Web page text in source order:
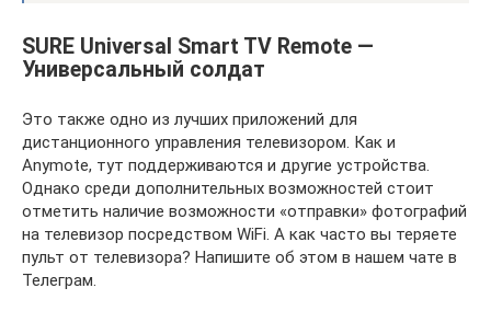
SURE Universal Smart TV Remote —
Универсальный солдат
Это также одно из лучших приложений для
дистанционного управления телевизором. Как и
Anymote, тут поддерживаются и другие устройства.
Однако среди дополнительных возможностей стоит
отметить наличие возможности «отправки» фотографий
на телевизор посредством WiFi. А как часто вы теряете
пульт от телевизора? Напишите об этом в нашем чате в
Телеграм.